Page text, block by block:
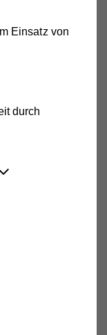
Einsatz von
durch
und
den
wie von